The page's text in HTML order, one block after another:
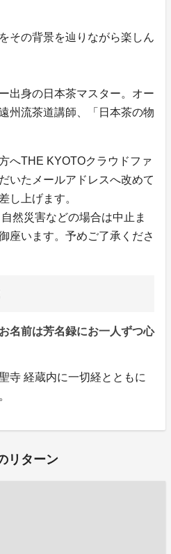
その背景を辿りながら楽しん
身の日本茶マスター。オー
州流茶道講師、「日本茶の物
へTHE KYOTOクラウドファ
いたメールアドレスへ改めて
し上げます。
然災害などの場合は中止ま
座います。予めご了承くださ
名前は芳名録にお一人ずつ心
寺 経蔵内に一切経とともに
リターン